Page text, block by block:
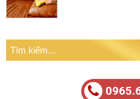
Tìm
kiếm: